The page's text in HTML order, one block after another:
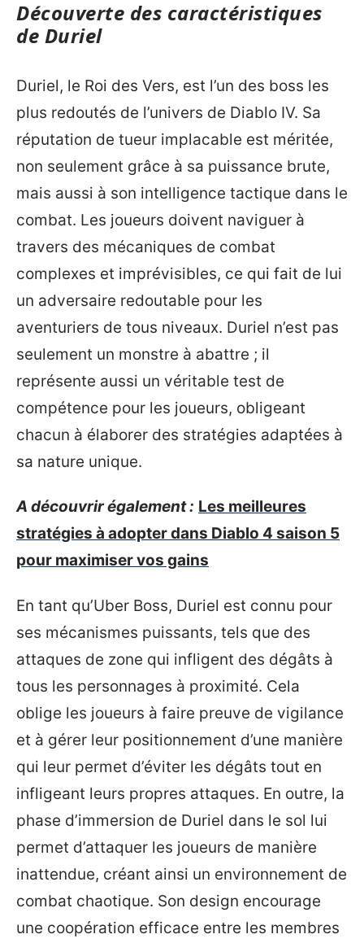
Découverte des caractéristiques
de Duriel
Duriel, le Roi des Vers, est l’un des boss les
plus redoutés de l’univers de Diablo IV. Sa
réputation de tueur implacable est méritée,
non seulement grâce à sa puissance brute,
mais aussi à son intelligence tactique dans le
combat. Les joueurs doivent naviguer à
travers des mécaniques de combat
complexes et imprévisibles, ce qui fait de lui
un adversaire redoutable pour les
aventuriers de tous niveaux. Duriel n’est pas
seulement un monstre à abattre ; il
représente aussi un véritable test de
compétence pour les joueurs, obligeant
chacun à élaborer des stratégies adaptées à
sa nature unique.
A découvrir également : Les meilleures
stratégies à adopter dans Diablo 4 saison 5
pour maximiser vos gains
En tant qu’Uber Boss, Duriel est connu pour
ses mécanismes puissants, tels que des
attaques de zone qui infligent des dégâts à
tous les personnages à proximité. Cela
oblige les joueurs à faire preuve de vigilance
et à gérer leur positionnement d’une manière
qui leur permet d’éviter les dégâts tout en
infligeant leurs propres attaques. En outre, la
phase d’immersion de Duriel dans le sol lui
permet d’attaquer les joueurs de manière
inattendue, créant ainsi un environnement de
combat chaotique. Son design encourage
une coopération efficace entre les membres